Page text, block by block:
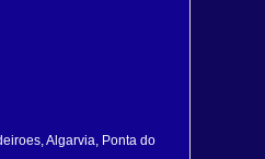
Algarvia, Ponta do